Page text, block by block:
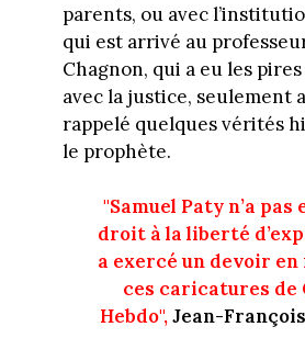
parents, ou avec
qui est arrivé au
Chagnon, qui a eu les
avec la justice, seulement
rappelé quelques vérités
le prophète.
"Samuel Paty n’a pas
droit à la liberté
a exercé un devoir
ces caricatures de
Hebdo",Jean-